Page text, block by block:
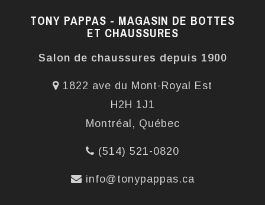
TONY PAPPAS - MAGASIN DE BOTTES
ET CHAUSSURES
Salon de chaussures depuis 1900
1822 ave du Mont-Royal Est
H2H 1J1
Montréal, Québec
(514) 521-0820
info@tonypappas.ca